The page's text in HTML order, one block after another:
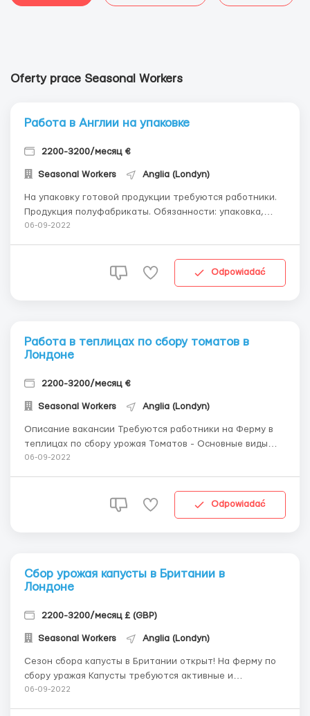
Oferty prace Seasonal Workers
Работа в Англии на упаковке
2200-3200/месяц €
Seasonal Workers Anglia (Londyn)
На упаковку готовой продукции требуются работники.
Продукция полуфабрикаты. Обязанности: упаковка,
маркировка, сортировка, подготовка к отгрузке.
в день, зависит от ...
06-09-2022
Odpowiadać
Работа в теплицах по сбору томатов в
Лондоне
2200-3200/месяц €
Seasonal Workers Anglia (Londyn)
Описание вакансии Требуются работники на Ферму в
теплицах по сбору урожая Томатов - Основные виды
работ на Фермах по сбору томатов: 1. Сбор томатов
томатов. Ориентировочная...
06-09-2022
Odpowiadać
Сбор урожая капусты в Британии в
Лондоне
2200-3200/месяц £ (GBP)
Seasonal Workers Anglia (Londyn)
Сезон сбора капусты в Британии открыт! На ферму по
сбору уражая Капусты требуются активные и
выдержанные работники на сезонную (6 месяцев)
06-09-2022